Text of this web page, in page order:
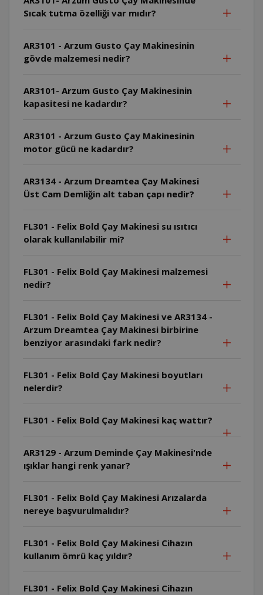
Sıcak tutma özelliği var mıdır?
AR3101 - Arzum Gusto Çay Makinesinin
gövde malzemesi nedir?
AR3101- Arzum Gusto Çay Makinesinin
kapasitesi ne kadardır?
AR3101 - Arzum Gusto Çay Makinesinin
motor gücü ne kadardır?
AR3134 - Arzum Dreamtea Çay Makinesi
Üst Cam Demliğin alt taban çapı nedir?
FL301 - Felix Bold Çay Makinesi su ısıtıcı
olarak kullanılabilir mi?
FL301 - Felix Bold Çay Makinesi malzemesi
nedir?
FL301 - Felix Bold Çay Makinesi ve AR3134 -
Arzum Dreamtea Çay Makinesi birbirine
benziyor arasındaki fark nedir?
FL301 - Felix Bold Çay Makinesi boyutları
nelerdir?
FL301 - Felix Bold Çay Makinesi kaç wattır?
AR3129 - Arzum Deminde Çay Makinesi'nde
ışıklar hangi renk yanar?
FL301 - Felix Bold Çay Makinesi Arızalarda
nereye başvurulmalıdır?
FL301 - Felix Bold Çay Makinesi Cihazın
kullanım ömrü kaç yıldır?
FL301 - Felix Bold Çay Makinesi Cihazın